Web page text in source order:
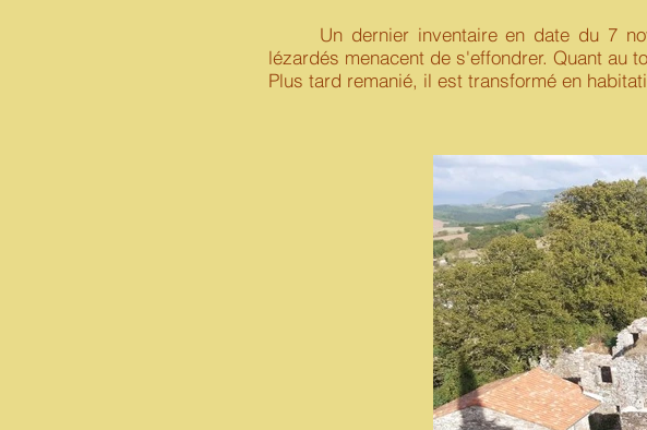
Un dernier inventaire en date du 7
lézardés menacent de s'effondrer. Quant au
Plus tard remanié, il est transformé en